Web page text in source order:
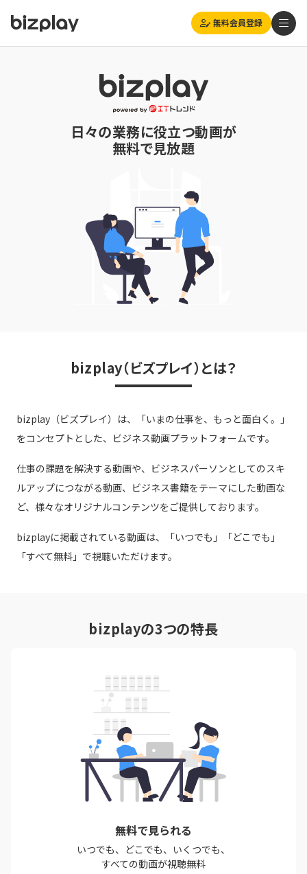
無料会員登録
日々の業務に役立つ動画が
無料で見放題
bizplay（ビズプレイ）とは？
bizplay（ビズプレイ）は、
「いまの仕事を、もっと面白く。」
をコンセプトとした、ビジネス動画プラットフォームです。
仕事の課題を解決する動画や、ビジネスパーソンとしてのスキ
ルアップにつながる動画、 ビジネス書籍をテーマにした動画な
ど、様々なオリジナルコンテンツをご提供しております。
bizplayに掲載されている動画は、「いつでも」「どこでも」
「すべて無料」で視聴いただけます。
bizplayの3つの特長
無料で見られる
いつでも、どこでも、いくつでも、
すべての動画が視聴無料